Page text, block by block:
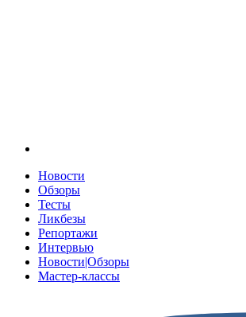
Новости
Обзоры
Тесты
Ликбезы
Репортажи
Интервью
Новости|Обзоры
Мастер-классы